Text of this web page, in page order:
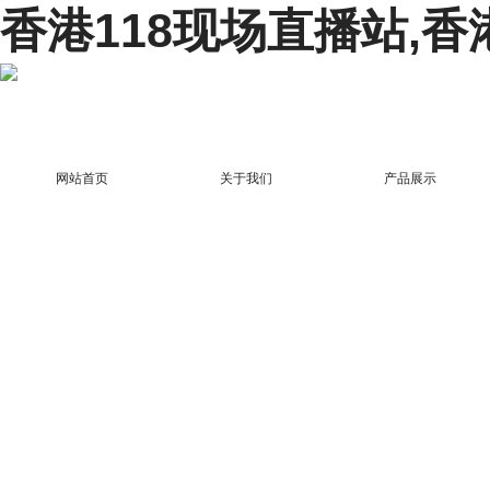
香港118现场直播站,香
网站首页 关于我们 产品展示